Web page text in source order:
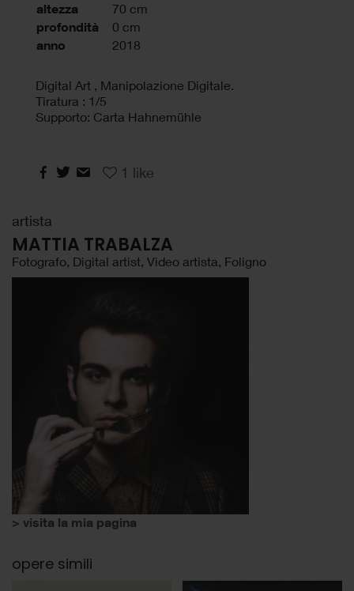
altezza 70 cm
profondità 0 cm
anno 2018
Digital Art , Manipolazione Digitale.
Tiratura : 1/5
Supporto: Carta Hahnemühle
1 like
artista
MATTIA TRABALZA
Fotografo, Digital artist, Video artista, Foligno
> visita la mia pagina
opere simili